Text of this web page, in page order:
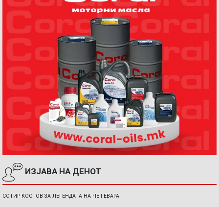
ИЗЈАВА НА ДЕНОТ
СОТИР КОСТОВ ЗА ЛЕГЕНДАТА НА ЧЕ ГЕВАРА